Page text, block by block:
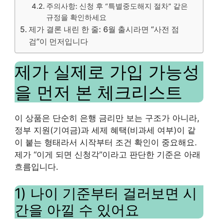
주의사항: 신청 후 “특별중도해지 절차” 같은
규정을 확인하세요
제가 결론 내린 한 줄: 6월 출시라면 “사전 점
검”이 먼저입니다
제가 실제로 가입 가능성
을 먼저 본 체크리스트
이 상품은 단순히 은행 금리만 보는 구조가 아니라,
정부 지원(기여금)과 세제 혜택(비과세 여부)이 같
이 붙는 형태라서 시작부터 조건 확인이 중요해요.
제가 “이게 되면 신청각”이라고 판단한 기준은 아래
흐름입니다.
1) 나이 기준부터 걸러보면 시
간을 아낄 수 있어요